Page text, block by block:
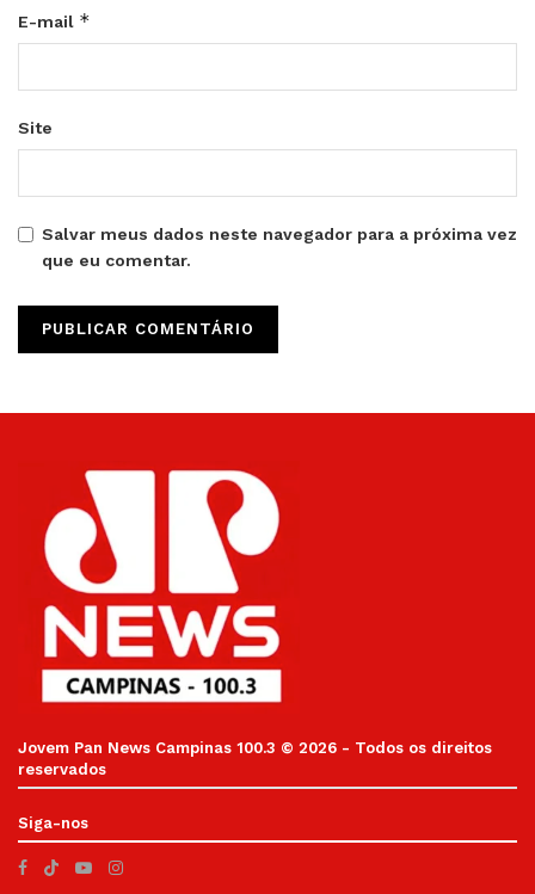
E-mail *
Site
Salvar meus dados neste navegador para a próxima vez
que eu comentar.
Jovem Pan News Campinas 100.3 © 2026 - Todos os direitos
reservados
Siga-nos